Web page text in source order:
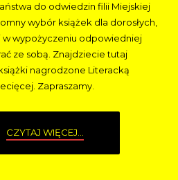
do odwiedzin filii Miejskiej
wybór książek dla dorosłych,
w wypożyczeniu odpowiedniej
ze sobą. Znajdziecie tutaj
nagrodzone Literacką
Zapraszamy.
CZYTAJ WIĘCEJ...